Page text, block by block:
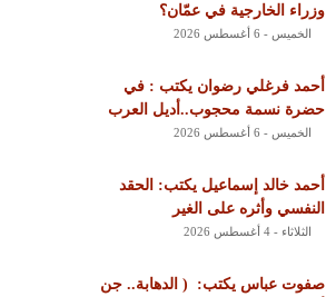
وزراء الخارجية في عمّان؟
الخميس - 6 أغسطس 2026
أحمد فرغلي رضوان يكتب : في
حضرة نسمة محجوب..أديل العرب
الخميس - 6 أغسطس 2026
أحمد خالد إسماعيل يكتب: الحقد
النفسي وأثره على الغير
الثلاثاء - 4 أغسطس 2026
‏صفوت عباس يكتب: ‏ ‏( الدهابة.. جن